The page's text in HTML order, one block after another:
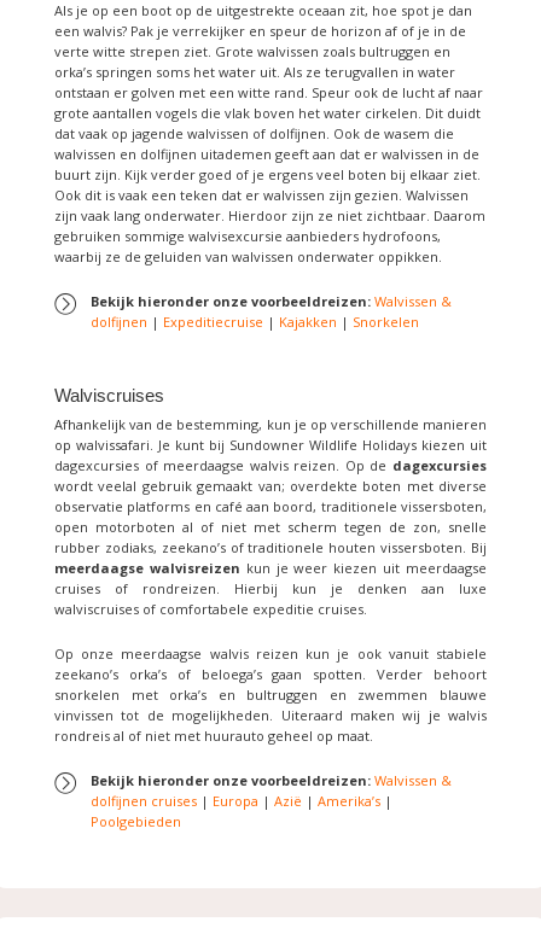
Als je op een boot op de uitgestrekte oceaan zit, hoe spot je dan
een walvis? Pak je verrekijker en speur de horizon af of je in de
verte witte strepen ziet. Grote walvissen zoals bultruggen en
orka’s springen soms het water uit. Als ze terugvallen in water
ontstaan er golven met een witte rand. Speur ook de lucht af naar
grote aantallen vogels die vlak boven het water cirkelen. Dit duidt
dat vaak op jagende walvissen of dolfijnen. Ook de wasem die
walvissen en dolfijnen uitademen geeft aan dat er walvissen in de
buurt zijn. Kijk verder goed of je ergens veel boten bij elkaar ziet.
Ook dit is vaak een teken dat er walvissen zijn gezien. Walvissen
zijn vaak lang onderwater. Hierdoor zijn ze niet zichtbaar. Daarom
gebruiken sommige walvisexcursie aanbieders hydrofoons,
waarbij ze de geluiden van walvissen onderwater oppikken.
Bekijk hieronder onze voorbeeldreizen: Walvissen &
dolfijnen | Expeditiecruise | Kajakken | Snorkelen
Walviscruises
Afhankelijk van de bestemming, kun je op verschillende manieren
op walvissafari. Je kunt bij Sundowner Wildlife Holidays kiezen uit
dagexcursies of meerdaagse walvis reizen. Op de dagexcursies
wordt veelal gebruik gemaakt van; overdekte boten met diverse
observatie platforms en café aan boord, traditionele vissersboten,
open motorboten al of niet met scherm tegen de zon, snelle
rubber zodiaks, zeekano’s of traditionele houten vissersboten. Bij
meerdaagse walvisreizen kun je weer kiezen uit meerdaagse
cruises of rondreizen. Hierbij kun je denken aan luxe
walviscruises of comfortabele expeditie cruises.
Op onze meerdaagse walvis reizen kun je ook vanuit stabiele
zeekano’s orka’s of beloega’s gaan spotten. Verder behoort
snorkelen met orka’s en bultruggen en zwemmen blauwe
vinvissen tot de mogelijkheden. Uiteraard maken wij je walvis
rondreis al of niet met huurauto geheel op maat.
Bekijk hieronder onze voorbeeldreizen: Walvissen &
dolfijnen cruises | Europa | Azië | Amerika’s |
Poolgebieden